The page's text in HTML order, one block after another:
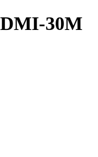
30M